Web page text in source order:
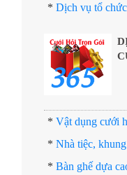
* Dịch vụ tổ
* Vật dụng cưới
* Nhà tiệc,
* Bàn ghế dựa